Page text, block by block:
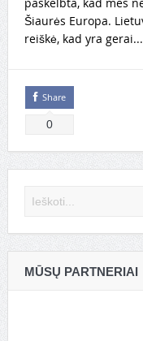
Šiaurės Europa.
reiškė, kad yra
Share
0
MŪSŲ PARTNERIAI